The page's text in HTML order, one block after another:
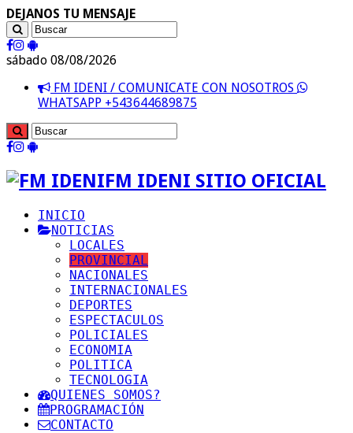
DEJANOS TU MENSAJE
sábado 08/08/2026
FM IDENI / COMUNICATE CON NOSOTROS
WHATSAPP +543644689875
FM IDENI SITIO OFICIAL
INICIO
NOTICIAS
LOCALES
PROVINCIAL
NACIONALES
INTERNACIONALES
DEPORTES
ESPECTACULOS
POLICIALES
ECONOMIA
POLITICA
TECNOLOGIA
QUIENES SOMOS?
PROGRAMACIÓN
CONTACTO